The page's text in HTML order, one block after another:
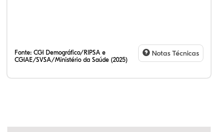
Fonte: CGI Demográfico/RIPSA e
CGIAE/SVSA/Ministério da Saúde (2025)
Notas Técnicas